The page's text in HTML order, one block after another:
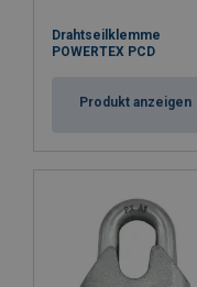
Drahtseilklemme
POWERTEX PCD
Produkt anzeigen